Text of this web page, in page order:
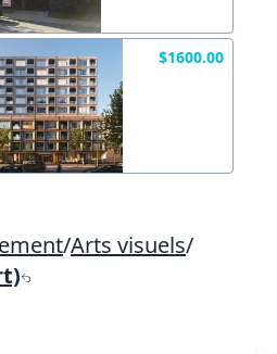
$1600.00
/Arts visuels/